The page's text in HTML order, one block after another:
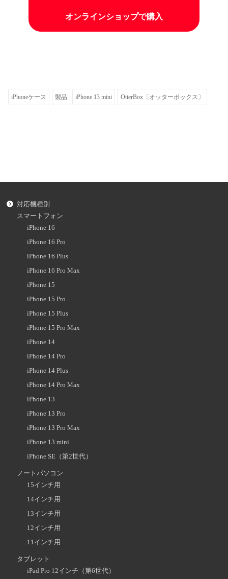
オンラインショップで購入
iPhoneケース 製品 iPhone 13 mini OtterBox〔オッターボックス〕
対応機種別
スマートフォン
iPhone 16
iPhone 16 Pro
iPhone 16 Plus
iPhone 16 Pro Max
iPhone 15
iPhone 15 Pro
iPhone 15 Plus
iPhone 15 Pro Max
iPhone 14
iPhone 14 Pro
iPhone 14 Plus
iPhone 14 Pro Max
iPhone 13
iPhone 13 Pro
iPhone 13 Pro Max
iPhone 13 mini
iPhone SE（第2世代）
ノートパソコン
15インチ用
14インチ用
13インチ用
12インチ用
11インチ用
タブレット
iPad Pro 12インチ（第6世代）